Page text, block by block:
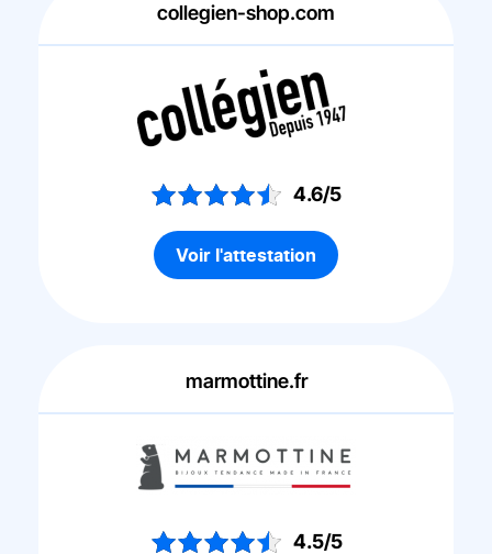
collegien-shop.com
4.6/5
Voir l'attestation
marmottine.fr
4.5/5